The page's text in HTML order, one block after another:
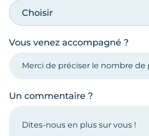
Choisir
Vous venez accompagné ?
Un commentaire ?